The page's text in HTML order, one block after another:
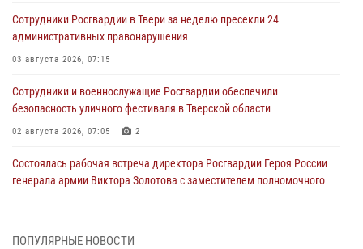
Сотрудники Росгвардии в Твери за неделю пресекли 24
административных правонарушения
03 августа 2026, 07:15
Сотрудники и военнослужащие Росгвардии обеспечили
безопасность уличного фестиваля в Тверской области
02 августа 2026, 07:05 2
Состоялась рабочая встреча директора Росгвардии Героя России
генерала армии Виктора Золотова с заместителем полномочного
31 июля 2026, 05:42 4
ПОПУЛЯРНЫЕ НОВОСТИ